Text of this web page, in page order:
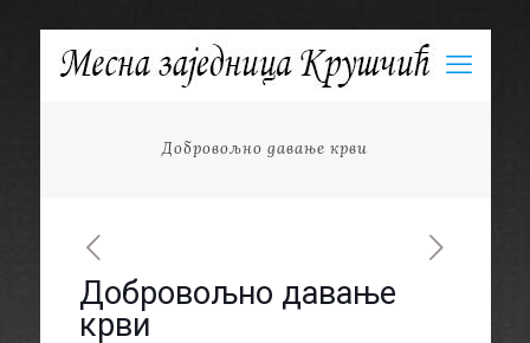
Добровољно давање крви
Добровољно давање
крви